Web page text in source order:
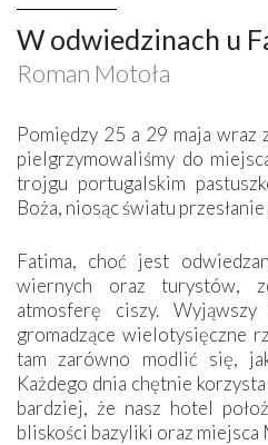
W odwiedzinach u
Roman Motoła
Pomiędzy 25 a 29 maja wraz
pielgrzymowaliśmy do
trojgu portugalskim
Boża, niosąc światu
Fatima, choć jest
wiernych oraz turystów,
atmosferę ciszy. Wyjąwszy
gromadzące wielotysięczne
tam zarówno modlić się,
Każdego dnia chętnie
bardziej, że nasz hotel
bliskości bazyliki oraz